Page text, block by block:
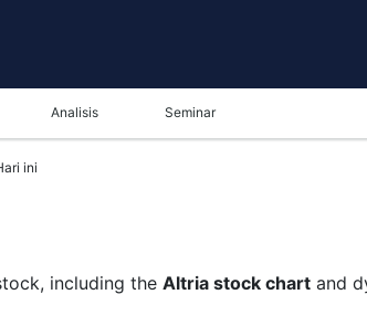
Analisis Seminar
ini
including the Altria stock chart and